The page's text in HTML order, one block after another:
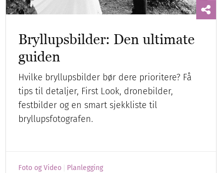
Bryllupsbilder: Den ultimate
guiden
Hvilke bryllupsbilder bør dere prioritere? Få
tips til detaljer, First Look, dronebilder,
festbilder og en smart sjekkliste til
bryllupsfotografen.
Foto og Video Planlegging